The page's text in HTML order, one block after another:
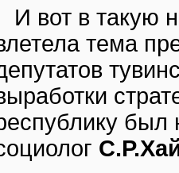
И вот в такую
тема
был